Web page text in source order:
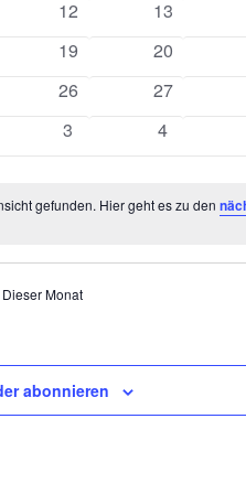
0
Veranstaltungen
12
0
13
0
Veranstaltungen
19
0
20
0
Veranstaltungen
26
0
27
0
Veranstaltungen
3
0
4
gefunden. Hier geht es zu den
Dieser Monat
abonnieren